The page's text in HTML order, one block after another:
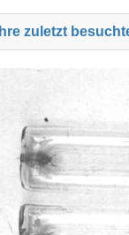
Ihre zuletzt